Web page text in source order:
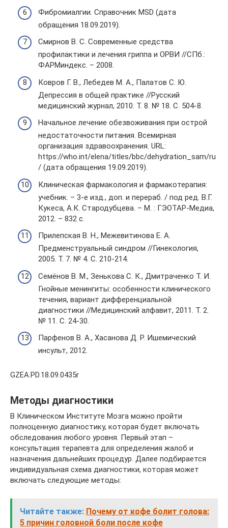
Фибромиалгии. Справочник MSD (дата
обращения 18.09.2019).
Смирнов В. С. Современные средства
профилактики и лечения гриппа и ОРВИ //СПб.:
ФАРМиндекс. – 2008.
Ковров Г. В., Лебедев М. А., Палатов С. Ю.
Депрессия в общей практике //Русский
медицинский журнал, 2010. Т. 8. № 18. С. 504-8.
Начальное лечение обезвоживания при острой
недостаточности питания. Всемирная
организация здравоохранения. URL:
https://who.int/elena/titles/bbc/dehydration_sam/ru
/ (дата обращения 19.09.2019).
Клиническая фармакология и фармакотерапия:
учебник. – 3-е изд., доп. и перераб. / под ред. В.Г.
Кукеса, А.К. Стародубцева. – М. : ГЭОТАР-Медиа,
2012. – 832 с.
Прилепская В. Н., Межевитинова Е. А.
Предменструальный синдром //Гинекология,
2005. Т. 7. № 4. С. 210-214.
Семёнов В. М., Зенькова С. К., Дмитраченко Т. И.
Гнойные менингиты: особенности клинического
течения, вариант дифференциальной
диагностики //Медицинский алфавит, 2011. Т. 2.
№ 11. С. 24-30.
Парфенов В. А., Хасанова Д. Р. Ишемический
инсульт, 2012.
GZEA.PD.18.09.0435r
Методы диагностики
В Клиническом Институте Мозга можно пройти
полноценную диагностику, которая будет включать
обследования любого уровня. Первый этап –
консультация терапевта для определения жалоб и
назначения дальнейших процедур. Далее подбирается
индивидуальная схема диагностики, которая может
включать следующие методы:
Читайте также: Почему от кофе болит голова:
5 причин головной боли после кофе